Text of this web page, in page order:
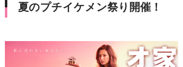
夏のプチイケメン祭り開催！